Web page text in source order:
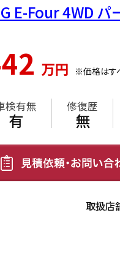
E-Four 4WD パ
万円 ※価格はす
検有無
有
修復歴
無
取扱店